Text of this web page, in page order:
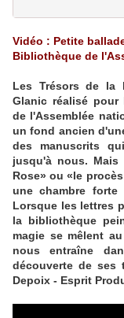
Vidéo : Petite
Bibliothèque de
Les Trésors de la
Glanic réalisé pour
de l'Assemblée
un fond ancien
des manuscrits
jusqu'à nous.
Rose» ou «le
une chambre forte
Lorsque les lettres
la bibliothèque
magie se mêlent
nous entraîne
découverte de ses
Depoix - Esprit